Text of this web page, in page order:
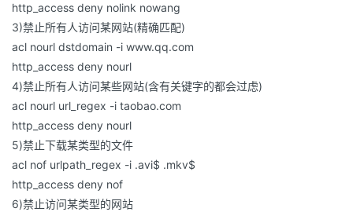
http_access deny nolink nowang
3)禁止所有人访问某网站(精确匹配)
acl nourl dstdomain -i www.qq.com
http_access deny nourl
4)禁止所有人访问某些网站(含有关键字的都会过虑)
acl nourl url_regex -i taobao.com
http_access deny nourl
5)禁止下载某类型的文件
acl nof urlpath_regex -i .avi$ .mkv$
http_access deny nof
6)禁止访问某类型的网站